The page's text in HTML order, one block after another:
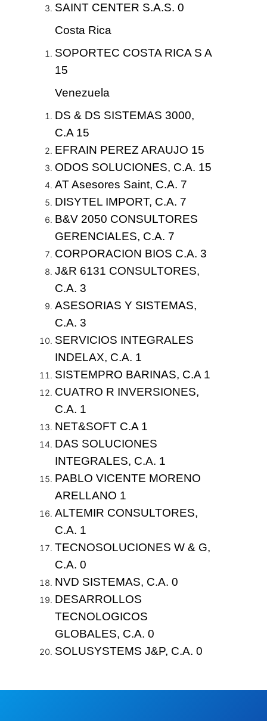
SAINT CENTER S.A.S. 0
Costa Rica
SOPORTEC COSTA RICA S A
15
Venezuela
DS & DS SISTEMAS 3000,
C.A 15
EFRAIN PEREZ ARAUJO 15
ODOS SOLUCIONES, C.A. 15
AT Asesores Saint, C.A. 7
DISYTEL IMPORT, C.A. 7
B&V 2050 CONSULTORES
GERENCIALES, C.A. 7
CORPORACION BIOS C.A. 3
J&R 6131 CONSULTORES,
C.A. 3
ASESORIAS Y SISTEMAS,
C.A. 3
SERVICIOS INTEGRALES
INDELAX, C.A. 1
SISTEMPRO BARINAS, C.A 1
CUATRO R INVERSIONES,
C.A. 1
NET&SOFT C.A 1
DAS SOLUCIONES
INTEGRALES, C.A. 1
PABLO VICENTE MORENO
ARELLANO 1
ALTEMIR CONSULTORES,
C.A. 1
TECNOSOLUCIONES W & G,
C.A. 0
NVD SISTEMAS, C.A. 0
DESARROLLOS
TECNOLOGICOS
GLOBALES, C.A. 0
SOLUSYSTEMS J&P, C.A. 0